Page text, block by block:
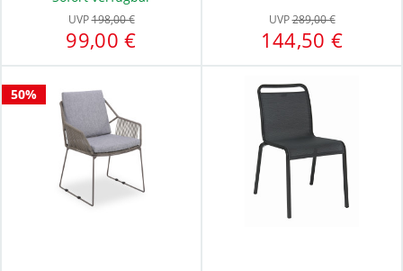
UVP198,00 €
99,00 €
UVP289,00 €
144,50 €
50%